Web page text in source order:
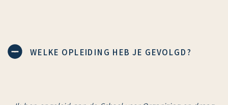
WELKE OPLEIDING HEB JE GEVOLGD?